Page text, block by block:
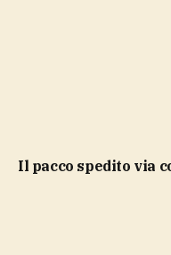
il pacco spedito via